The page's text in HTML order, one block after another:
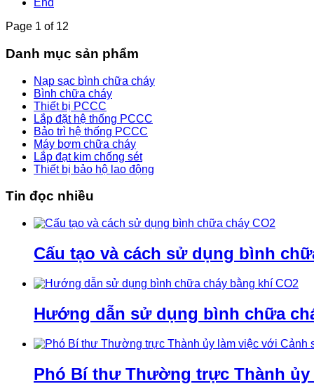
End
Page 1 of 12
Danh mục sản phẩm
Nạp sạc bình chữa cháy
Bình chữa cháy
Thiết bị PCCC
Lắp đặt hệ thống PCCC
Bảo trì hệ thống PCCC
Máy bơm chữa cháy
Lắp đạt kim chống sét
Thiết bị bảo hộ lao động
Tin đọc nhiều
Cấu tạo và cách sử dụng bình
Hướng dẫn sử dụng bình chữa
Phó Bí thư Thường trực Thành ủy